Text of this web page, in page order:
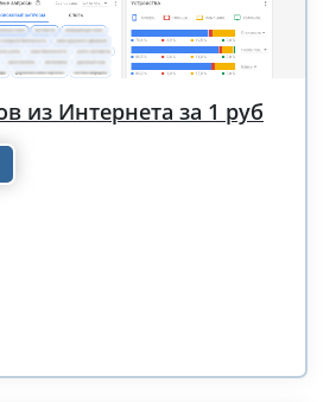
из Интернета за 1 руб